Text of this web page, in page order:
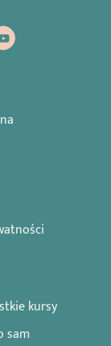
kursy
sam